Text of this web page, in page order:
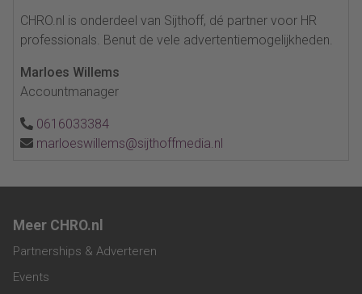
CHRO.nl is onderdeel van Sijthoff, dé partner voor HR
professionals. Benut de vele advertentiemogelijkheden.
Marloes Willems
Accountmanager
0616033384
marloeswillems@sijthoffmedia.nl
Meer CHRO.nl
Partnerships & Adverteren
Events